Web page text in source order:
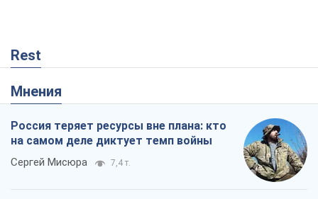
Rest
Мнения
Россия теряет ресурсы вне плана: кто
на самом деле диктует темп войны
Сергей Мисюра 7,4 т.